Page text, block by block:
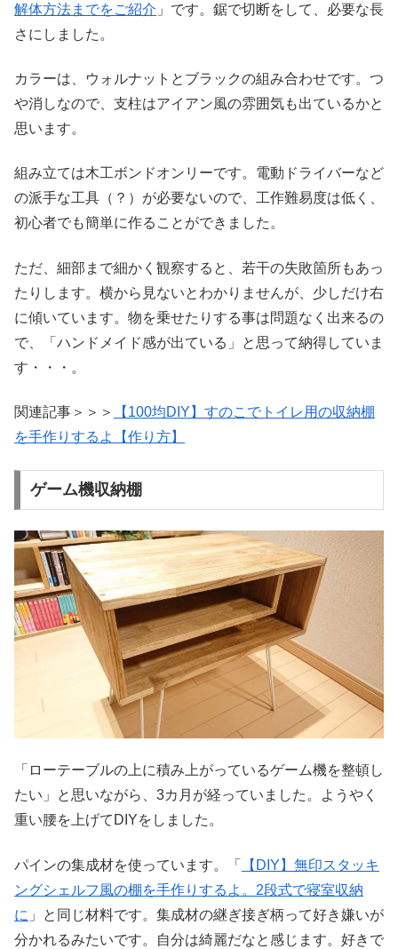
解体方法までをご紹介 」です。鋸で切断をして、必要な長
さにしました。
カラーは、ウォルナットとブラックの組み合わせです。つ
や消しなので、支柱はアイアン風の雰囲気も出ているかと
思います。
組み立ては木工ボンドオンリーです。電動ドライバーなど
の派手な工具（？）が必要ないので、工作難易度は低く、
初心者でも簡単に作ることができました。
ただ、細部まで細かく観察すると、若干の失敗箇所もあっ
たりします。横から見ないとわかりませんが、少しだけ右
に傾いています。物を乗せたりする事は問題なく出来るの
で、「ハンドメイド感が出ている」と思って納得していま
す・・・。
関連記事＞＞＞
【100均DIY】すのこでトイレ用の収納棚
を手作りするよ【作り方】
ゲーム機収納棚
「ローテーブルの上に積み上がっているゲーム機を整頓し
たい」と思いながら、3カ月が経っていました。ようやく
重い腰を上げてDIYをしました。
パインの集成材を使っています。「
【DIY】無印スタッキ
ングシェルフ風の棚を手作りするよ。2段式で寝室収納
に 」と同じ材料です。集成材の継ぎ接ぎ柄って好き嫌いが
分かれるみたいです。自分は綺麗だなと感じます。好きで